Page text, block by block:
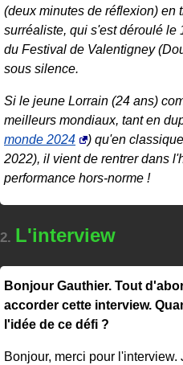
(deux minutes de réflexion) en
surréaliste, qui s'est déroulé le
du Festival de Valentigney
sous silence.
Si le jeune Lorrain (24 ans)
meilleurs mondiaux, tant en
monde 2024
) qu'en
2022), il vient de rentrer dans
performance hors-norme !
2. L'interview
Bonjour Gauthier. Tout
accorder cette interview.
l'idée de ce défi ?
Bonjour, merci pour